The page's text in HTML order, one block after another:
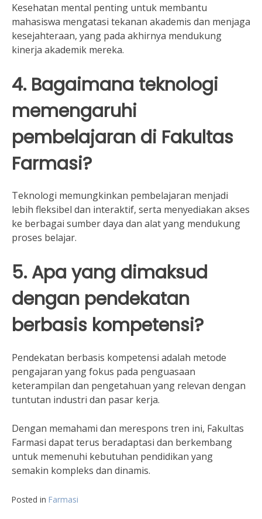
Kesehatan mental penting untuk membantu
mahasiswa mengatasi tekanan akademis dan menjaga
kesejahteraan, yang pada akhirnya mendukung
kinerja akademik mereka.
4. Bagaimana teknologi
memengaruhi
pembelajaran di Fakultas
Farmasi?
Teknologi memungkinkan pembelajaran menjadi
lebih fleksibel dan interaktif, serta menyediakan akses
ke berbagai sumber daya dan alat yang mendukung
proses belajar.
5. Apa yang dimaksud
dengan pendekatan
berbasis kompetensi?
Pendekatan berbasis kompetensi adalah metode
pengajaran yang fokus pada penguasaan
keterampilan dan pengetahuan yang relevan dengan
tuntutan industri dan pasar kerja.
Dengan memahami dan merespons tren ini, Fakultas
Farmasi dapat terus beradaptasi dan berkembang
untuk memenuhi kebutuhan pendidikan yang
semakin kompleks dan dinamis.
Posted in Farmasi